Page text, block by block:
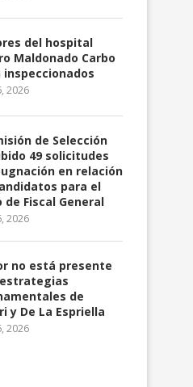
Gobierno prepara
proyecto para
del hospital
Maldonado Carbo
2026
de Selección
49 solicitudes
en relación
para el
de Fiscal General
2026
no está presente
de
y De La Espriella
2026